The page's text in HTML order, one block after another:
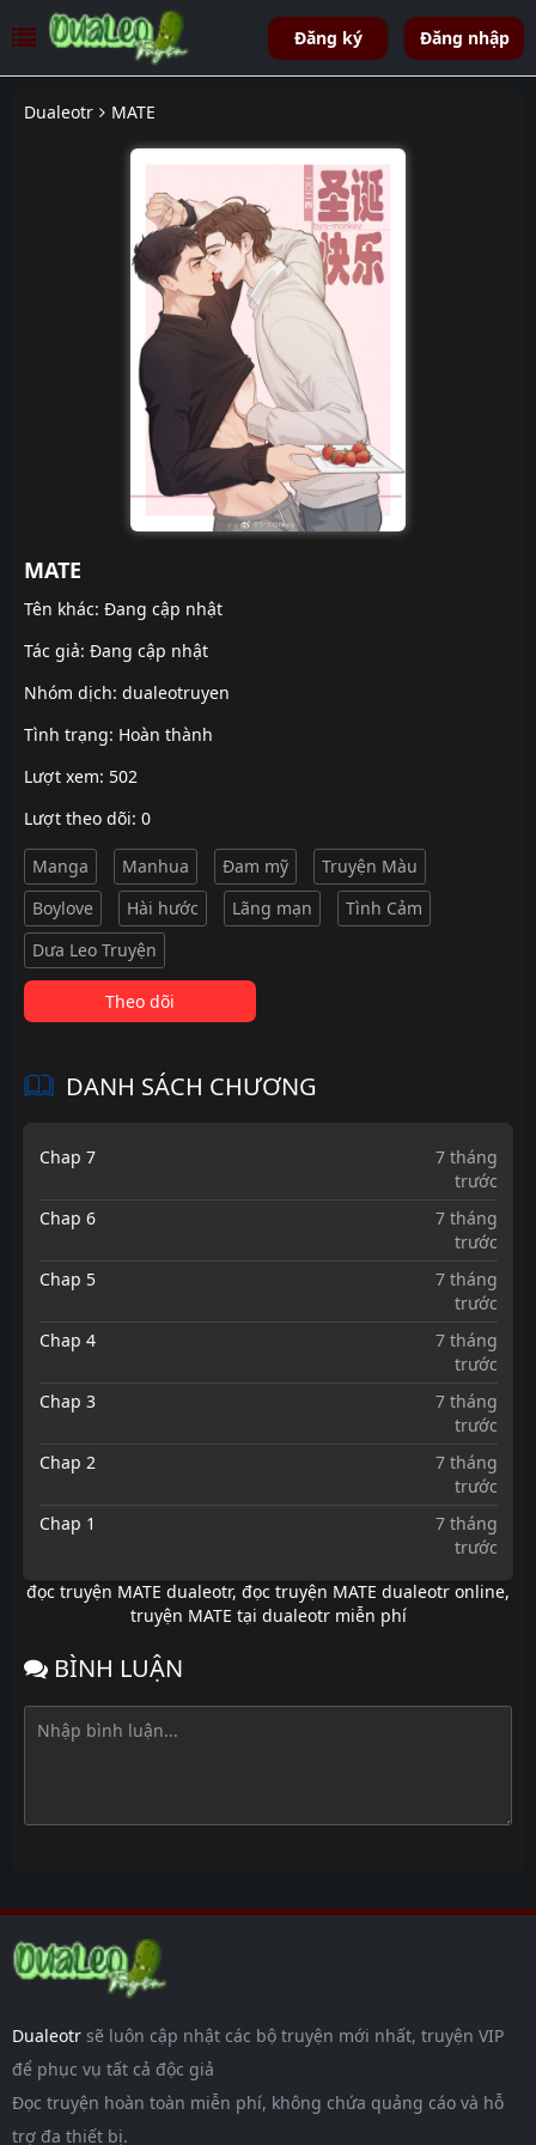
Đăng ký Đăng nhập
Dualeotr MATE
MATE
Tên khác: Đang cập nhật
Tác giả: Đang cập nhật
Nhóm dịch: dualeotruyen
Tình trạng: Hoàn thành
Lượt xem: 502
Lượt theo dõi: 0
Manga Manhua Đam mỹ
Truyện Màu
Boylove
Hài hước Lãng mạn
Tình Cảm
Dưa Leo Truyện
Theo dõi
DANH SÁCH CHƯƠNG
Chap 7
7 tháng
trước
Chap 6
7 tháng
trước
Chap 5
7 tháng
trước
Chap 4
7 tháng
trước
Chap 3
7 tháng
trước
Chap 2
7 tháng
trước
Chap 1
7 tháng
trước
đọc truyện MATE dualeotr, đọc truyện MATE dualeotr online,
truyện MATE tại dualeotr miễn phí
BÌNH LUẬN
Dualeotr sẽ luôn cập nhật các bộ truyện mới nhất, truyện VIP
để phục vụ tất cả độc giả
Đọc truyện hoàn toàn miễn phí, không chứa quảng cáo và hỗ
trợ đa thiết bị.